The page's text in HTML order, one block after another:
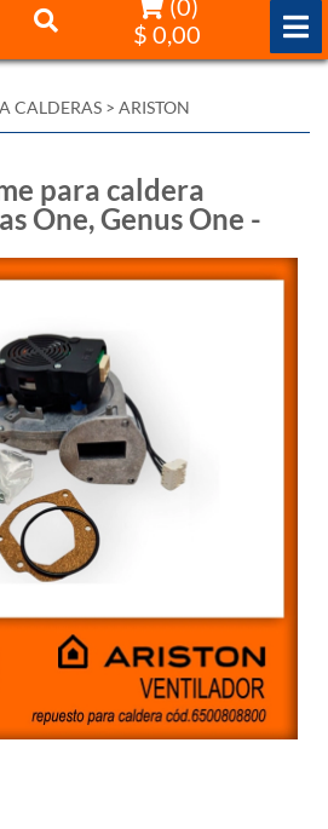
$ 0,00
CALDERAS > ARISTON
para caldera
One, Genus One -